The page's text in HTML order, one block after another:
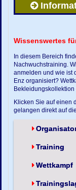
Wissenswertes
In diesem Bereich
Nachwuchstraining.
anmelden und wie ist
Enz organisiert?
Bekleidungskollektion
Klicken Sie auf einen
gelangen direkt auf
Training
Wettkampf